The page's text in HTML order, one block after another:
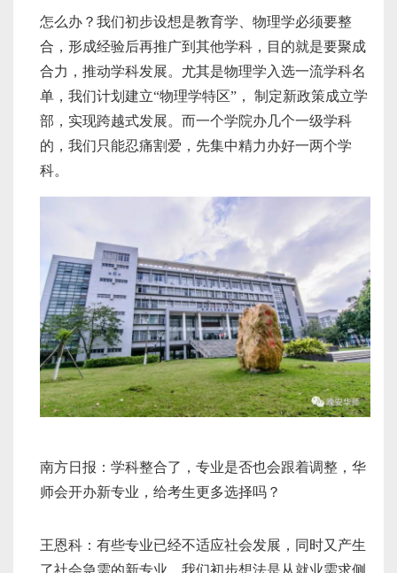
怎么办？我们初步设想是教育学、物理学必须要整
合，形成经验后再推广到其他学科，目的就是要聚成
合力，推动学科发展。尤其是物理学入选一流学科名
单，我们计划建立“物理学特区”， 制定新政策成立学
部，实现跨越式发展。而一个学院办几个一级学科
的，我们只能忍痛割爱，先集中精力办好一两个学
科。
南方日报：学科整合了，专业是否也会跟着调整，华
师会开办新专业，给考生更多选择吗？
王恩科：有些专业已经不适应社会发展，同时又产生
了社会急需的新专业。我们初步想法是从就业需求侧